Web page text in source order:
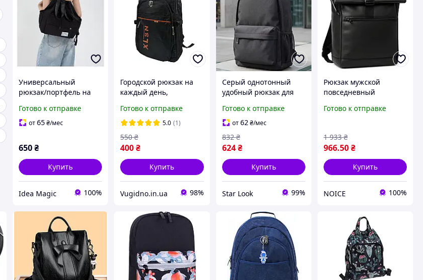
Универсальный
рюкзак/портфель на
черного цвета
Готово к отправке
от65₴/мес
650₴
Купить
Idea Magic 100%
Городской рюкзак на
каждый день,
Jingpinxiuxian 46*32*14
см (20л)
Готово к отправке
5.0 (1)
400₴
550 ₴
Купить
Vugidno.in.ua 98%
Серый однотонный
удобный рюкзак для
ежедневного
использования
прочный
универсальный для
города работы на
каждый день
Готово к отправке
от62 ₴/мес
624 ₴
832 ₴
Купить
Star Look 99%
Рюкзак мужской
повседневный
Мужской рюкзак
день городского типа
Готово к отправке
966.50₴
1 933 ₴
Купить
NOICE 100%